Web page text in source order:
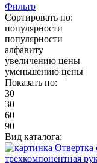
Фильтр
Сортировать по:
популярности
популярности
алфавиту
увеличению цены
уменьшению цены
Показать по:
30
30
60
90
Вид каталога: